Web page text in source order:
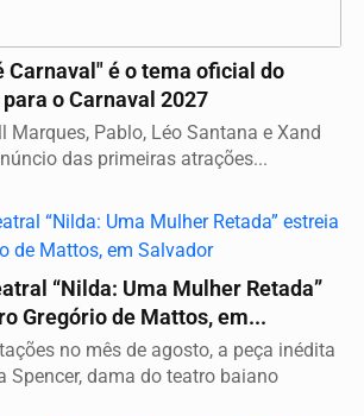
Carnaval" é o tema oficial do
o Carnaval 2027
Marques, Pablo, Léo Santana e Xand
das primeiras atrações...
“Nilda: Uma Mulher Retada”
Gregório de Mattos, em...
no mês de agosto, a peça inédita
Spencer, dama do teatro baiano